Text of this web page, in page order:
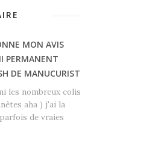
MON AVIS
PERMANENT
DE MANUCURIST
les nombreux colis
aha ) j'ai la
de vraies